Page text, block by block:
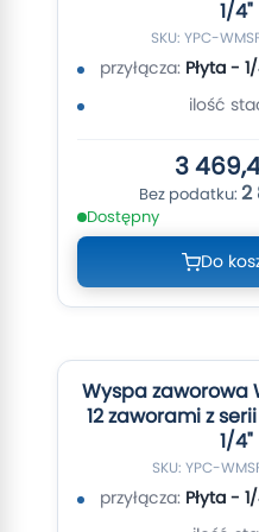
1/4"
SKU: YPC-
przyłącza: Płyta -
ilość
3
2
Dostępny
Do
Wyspa zaworowa
12 zaworami z
1/4"
SKU: YPC-
przyłącza: Płyta -